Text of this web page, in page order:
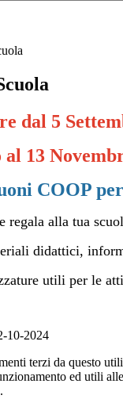
dal 5
al 13
COOP
e regala alla tua
didattici,
utili per le
10-2024
terzi da questo
ed utili
.